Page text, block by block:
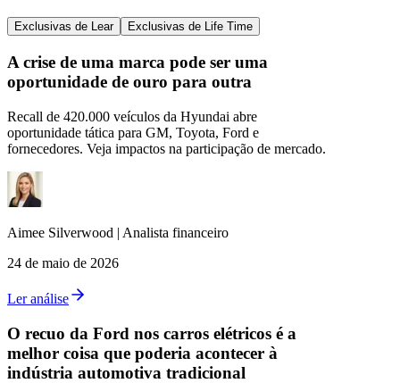
Exclusivas de Lear Exclusivas de Life Time
A crise de uma marca pode ser uma
oportunidade de ouro para outra
Recall de 420.000 veículos da Hyundai abre
oportunidade tática para GM, Toyota, Ford e
fornecedores. Veja impactos na participação de mercado.
Aimee Silverwood | Analista financeiro
24 de maio de 2026
Ler análise
O recuo da Ford nos carros elétricos é a
melhor coisa que poderia acontecer à
indústria automotiva tradicional